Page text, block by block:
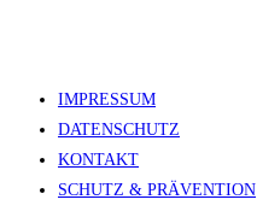
IMPRESSUM
DATENSCHUTZ
KONTAKT
SCHUTZ & PRÄVENTION